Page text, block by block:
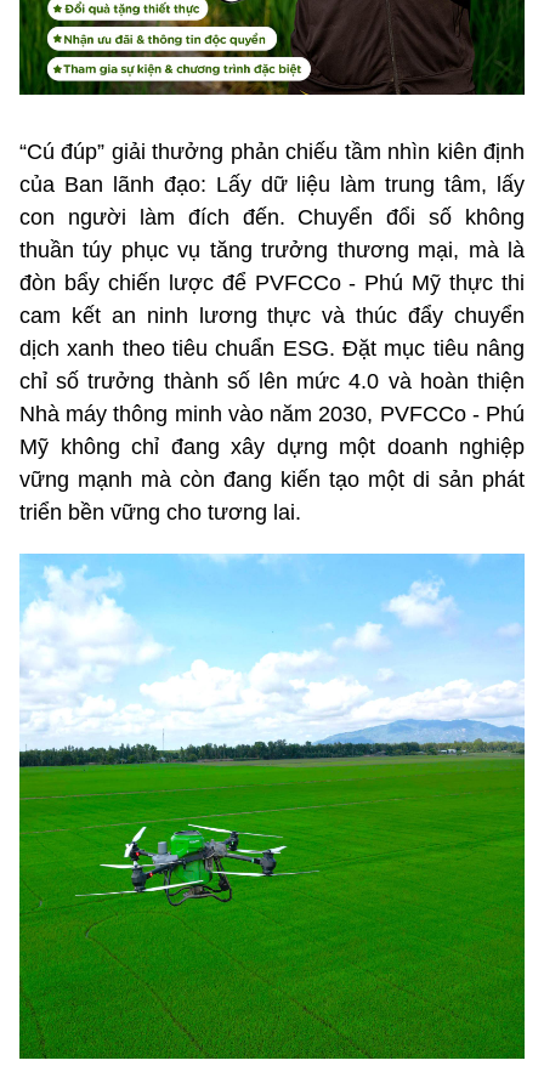
“Cú đúp” giải thưởng phản chiếu tầm nhìn kiên định
của Ban lãnh đạo: Lấy dữ liệu làm trung tâm, lấy
con người làm đích đến. Chuyển đổi số không
thuần túy phục vụ tăng trưởng thương mại, mà là
đòn bẩy chiến lược để PVFCCo - Phú Mỹ thực thi
cam kết an ninh lương thực và thúc đẩy chuyển
dịch xanh theo tiêu chuẩn ESG. Đặt mục tiêu nâng
chỉ số trưởng thành số lên mức 4.0 và hoàn thiện
Nhà máy thông minh vào năm 2030, PVFCCo - Phú
Mỹ không chỉ đang xây dựng một doanh nghiệp
vững mạnh mà còn đang kiến tạo một di sản phát
triển bền vững cho tương lai.